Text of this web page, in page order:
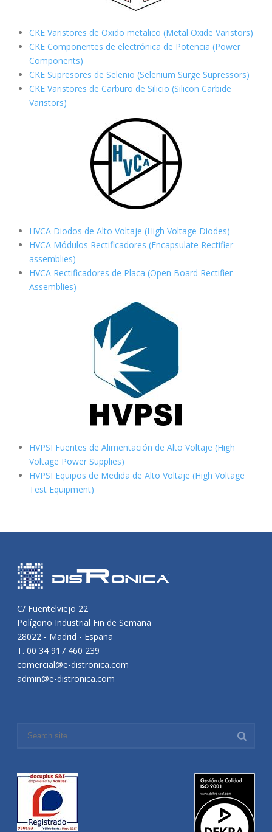
CKE Varistores de Oxido metalico (Metal Oxide Varistors)
CKE Componentes de electrónica de Potencia (Power
Components)
CKE Supresores de Selenio (Selenium Surge Supressors)
CKE Varistores de Carburo de Silicio (Silicon Carbide
Varistors)
HVCA Diodos de Alto Voltaje (High Voltage Diodes)
HVCA Módulos Rectificadores (Encapsulate Rectifier
assemblies)
HVCA Rectificadores de Placa (Open Board Rectifier
Assemblies)
HVPSI Fuentes de Alimentación de Alto Voltaje (High
Voltage Power Supplies)
HVPSI Equipos de Medida de Alto Voltaje (High Voltage
Test Equipment)
C/ Fuentelviejo 22
Polígono Industrial Fin de Semana
28022 - Madrid - España
T. 00 34 917 460 239
comercial@e-distronica.com
admin@e-distronica.com